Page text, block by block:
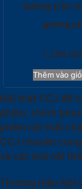
Gương tròn
gương
Thêm vào
Nội thất CCJ đề
phẩm, chinh
phẩm nội thất
CCJ chuyên
và các loại nội
Thương hiệu Nội